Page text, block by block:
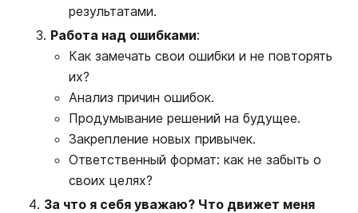
результатами.
Работа над ошибками:
Как замечать свои ошибки и не повторять
их?
Анализ причин ошибок.
Продумывание решений на будущее.
Закрепление новых привычек.
Ответственный формат: как не забыть о
своих целях?
За что я себя уважаю? Что движет меня